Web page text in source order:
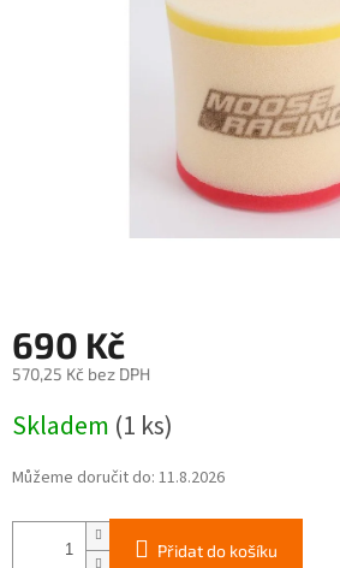
690 Kč
570,25 Kč bez DPH
cena:
Skladem (1 ks)
Můžeme doručit do: 11.8.2026
Přidat do košíku